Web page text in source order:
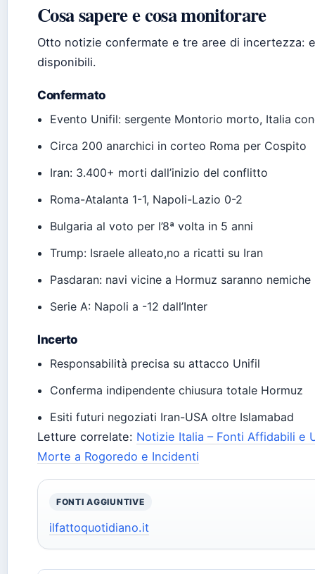
Cosa sapere e cosa monitorare
Otto notizie confermate e tre aree di incertezza:
disponibili.
Confermato
Evento Unifil: sergente Montorio morto, Italia
Circa 200 anarchici in corteo Roma per Cospito
Iran: 3.400+ morti dall’inizio del conflitto
Roma-Atalanta 1-1, Napoli-Lazio 0-2
Bulgaria al voto per l’8ª volta in 5 anni
Trump: Israele alleato,no a ricatti su Iran
Pasdaran: navi vicine a Hormuz saranno nemiche
Serie A: Napoli a -12 dall’Inter
Incerto
Responsabilità precisa su attacco Unifil
Conferma indipendente chiusura totale Hormuz
Esiti futuri negoziati Iran-USA oltre Islamabad
Letture correlate: Notizie Italia – Fonti Affidabili e
Morte a Rogoredo e Incidenti
FONTI AGGIUNTIVE
ilfattoquotidiano.it